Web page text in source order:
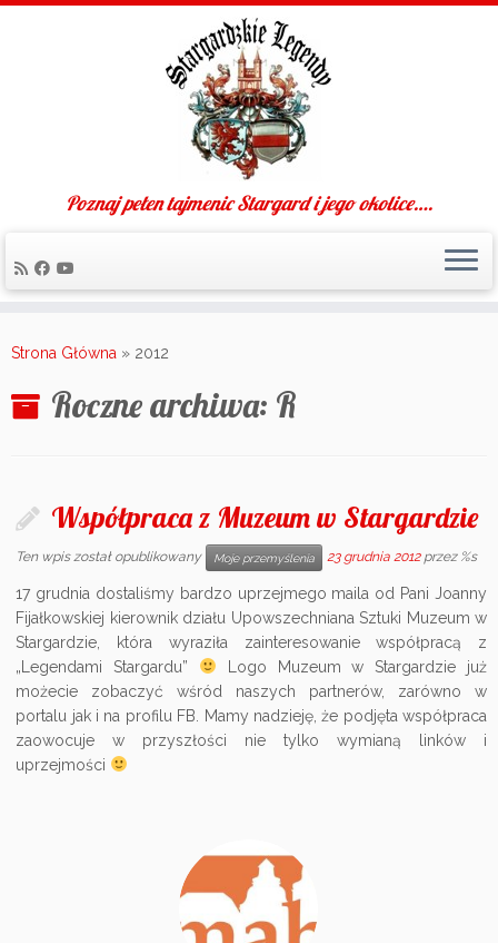
to
Poznaj pełen tajmenic Stargard i jego okolice….
Strona Główna » 2012
Roczne archiwa: R
Współpraca z Muzeum w Stargardzie
Ten wpis został opublikowany Moje przemyślenia 23 grudnia 2012 przez %s
17 grudnia dostaliśmy bardzo uprzejmego maila od Pani Joanny
Fijałkowskiej kierownik działu Upowszechniana Sztuki Muzeum w
Stargardzie, która wyraziła zainteresowanie współpracą z
„Legendami Stargardu”
Logo Muzeum w Stargardzie już
możecie zobaczyć wśród naszych partnerów, zarówno w
portalu jak i na profilu FB. Mamy nadzieję, że podjęta współpraca
zaowocuje w przyszłości nie tylko wymianą linków i
uprzejmości